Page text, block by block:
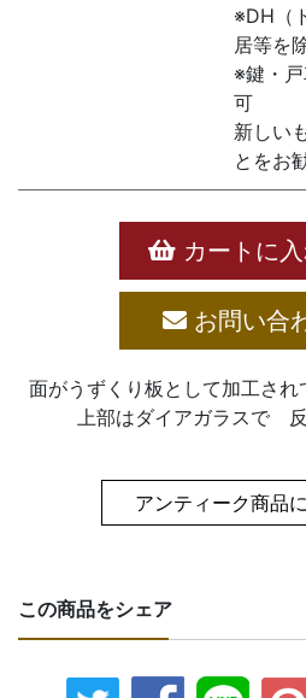
※DH（
居等を
※鍵・
可
新しい
とをお
カートに
お問い合
面がうずくり板として加工さ
上部はダイアガラスで
アンティーク商
この商品をシェア